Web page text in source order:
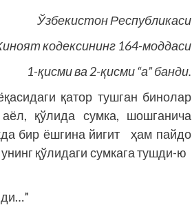
Ўзбекистон Республикаси
кодексининг 164-моддаси
1-қисми ва 2-қисми “а” банди.
қатор тушган бинолар
қўлида сумка, шошганича
бир ёшгина йигит ҳам пайдо
қўлидаги сумкага тушди-ю